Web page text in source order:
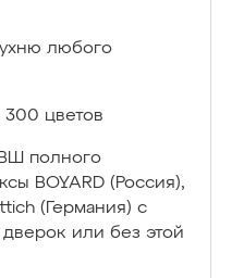
любого
цветов
полного
BOYARD (Россия),
(Германия) с
или без этой